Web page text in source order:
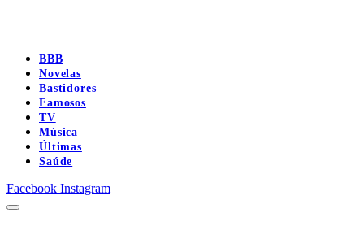
BBB
Novelas
Bastidores
Famosos
TV
Música
Últimas
Saúde
Facebook Instagram